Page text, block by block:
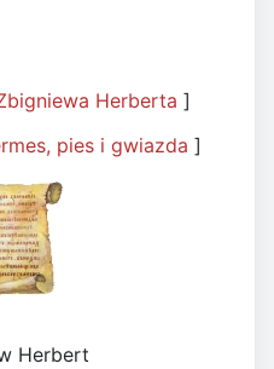
Herberta ]
pies i gwiazda ]
Herbert